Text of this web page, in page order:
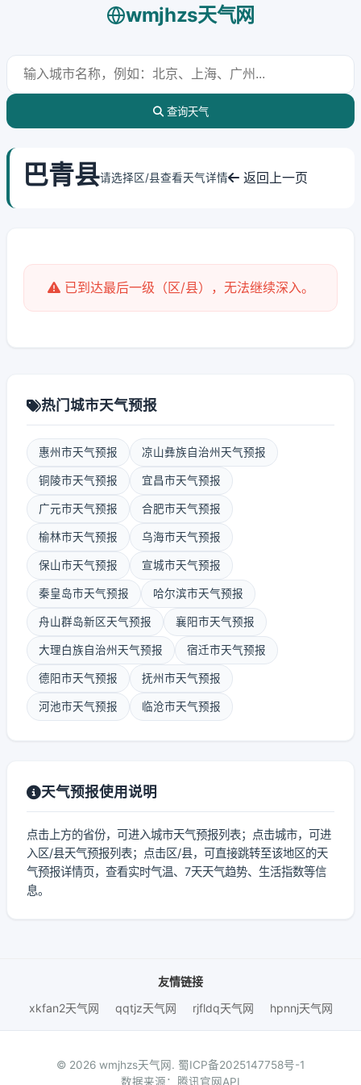
wmjhzs天气网
查询天气
巴青县请选择区/县查看天气详情 返回上一页
已到达最后一级（区/县），无法继续深入。
热门城市天气预报
惠州市天气预报 凉山彝族自治州天气预报
铜陵市天气预报 宜昌市天气预报
广元市天气预报 合肥市天气预报
榆林市天气预报 乌海市天气预报
保山市天气预报 宣城市天气预报
秦皇岛市天气预报 哈尔滨市天气预报
舟山群岛新区天气预报 襄阳市天气预报
大理白族自治州天气预报 宿迁市天气预报
德阳市天气预报 抚州市天气预报
河池市天气预报 临沧市天气预报
天气预报使用说明
点击上方的省份，可进入城市天气预报列表；点击城市，可进
入区/县天气预报列表；点击区/县，可直接跳转至该地区的天
气预报详情页，查看实时气温、7天天气趋势、生活指数等信
息。
友情链接
xkfan2天气网
qqtjz天气网 rjfldq天气网 hpnnj天气网
© 2026 wmjhzs天气网. 蜀ICP备2025147758号-1
数据来源：腾讯官网API